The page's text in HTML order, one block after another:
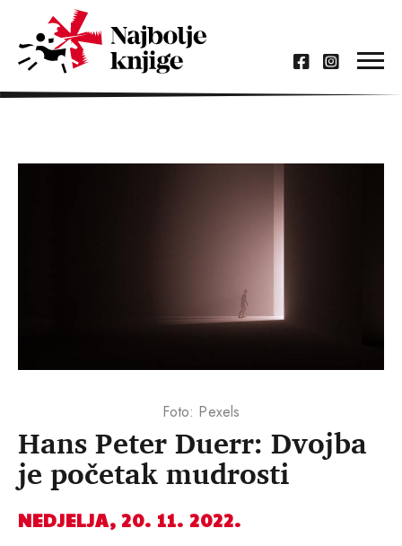
Hans Peter Duerr: Dvojba
je početak mudrosti
NEDJELJA, 20. 11. 2022.
Foto: Pexels